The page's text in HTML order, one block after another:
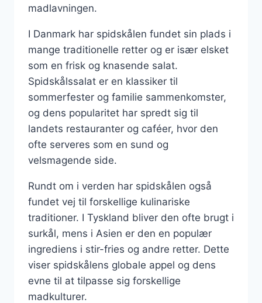
madlavningen.
I Danmark har spidskålen fundet sin plads i
mange traditionelle retter og er især elsket
som en frisk og knasende salat.
Spidskålssalat er en klassiker til
sommerfester og familie sammenkomster,
og dens popularitet har spredt sig til
landets restauranter og caféer, hvor den
ofte serveres som en sund og
velsmagende side.
Rundt om i verden har spidskålen også
fundet vej til forskellige kulinariske
traditioner. I Tyskland bliver den ofte brugt i
surkål, mens i Asien er den en populær
ingrediens i stir-fries og andre retter. Dette
viser spidskålens globale appel og dens
evne til at tilpasse sig forskellige
madkulturer.